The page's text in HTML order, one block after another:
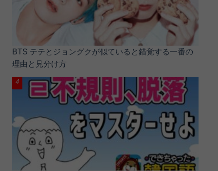
BTS テテとジョングクが似ていると錯覚する一番の
理由と見分け方